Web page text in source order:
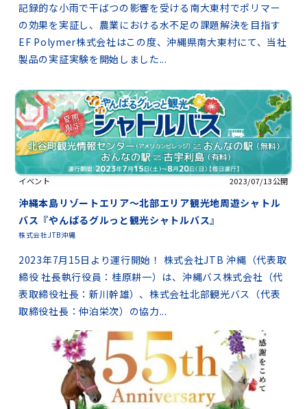
記録的な小雨で干ばつの影響を受ける南大東村でポリマー
の効果を実証し、農業における水不足の課題解決を目指す
EF Polymer株式会社はこの度、沖縄県南大東村にて、当社
製品の実証実験を開始しました...
イベント 2023/07/13公開
沖縄本島リゾートエリア～北部エリア観光地周遊シャトル
バス『やんばるグルっと観光シャトルバス』
株式会社JTB沖縄
2023年7月15日より運行開始！ 株式会社JTB 沖縄（代表取
締役 社長執行役員：桂原耕一）は、沖縄バス株式会社（代
表取締役社長：新川幹雄）、株式会社北部観光バス（代表
取締役社長：仲泊栄次）の協力...